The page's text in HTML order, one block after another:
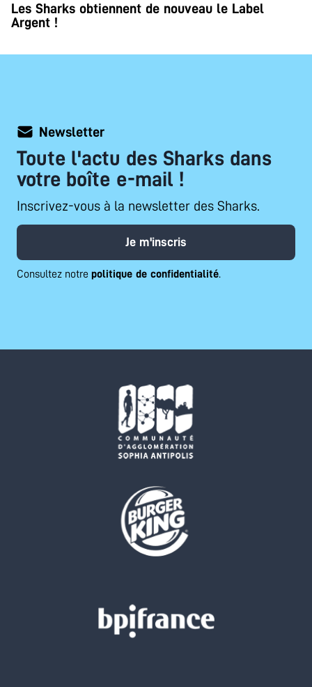
Les Sharks obtiennent de nouveau le Label
Argent !
Newsletter
Toute l'actu des Sharks dans
votre boîte e-mail !
Inscrivez-vous à la newsletter des Sharks.
Je m'inscris
Consultez notre politique de confidentialité.